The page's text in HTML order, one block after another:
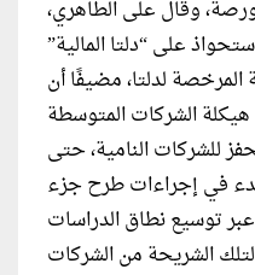
وقال على الطاهري،
على “دلتا المالية”
لدلتا، مضيفًا أن
الشركات المتوسطة
للشركات النامية، حتى
في إجراءات طرح جزء
توسيع نطاق الدراسات